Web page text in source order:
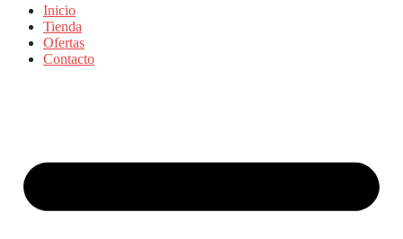
Inicio
Tienda
Ofertas
Contacto